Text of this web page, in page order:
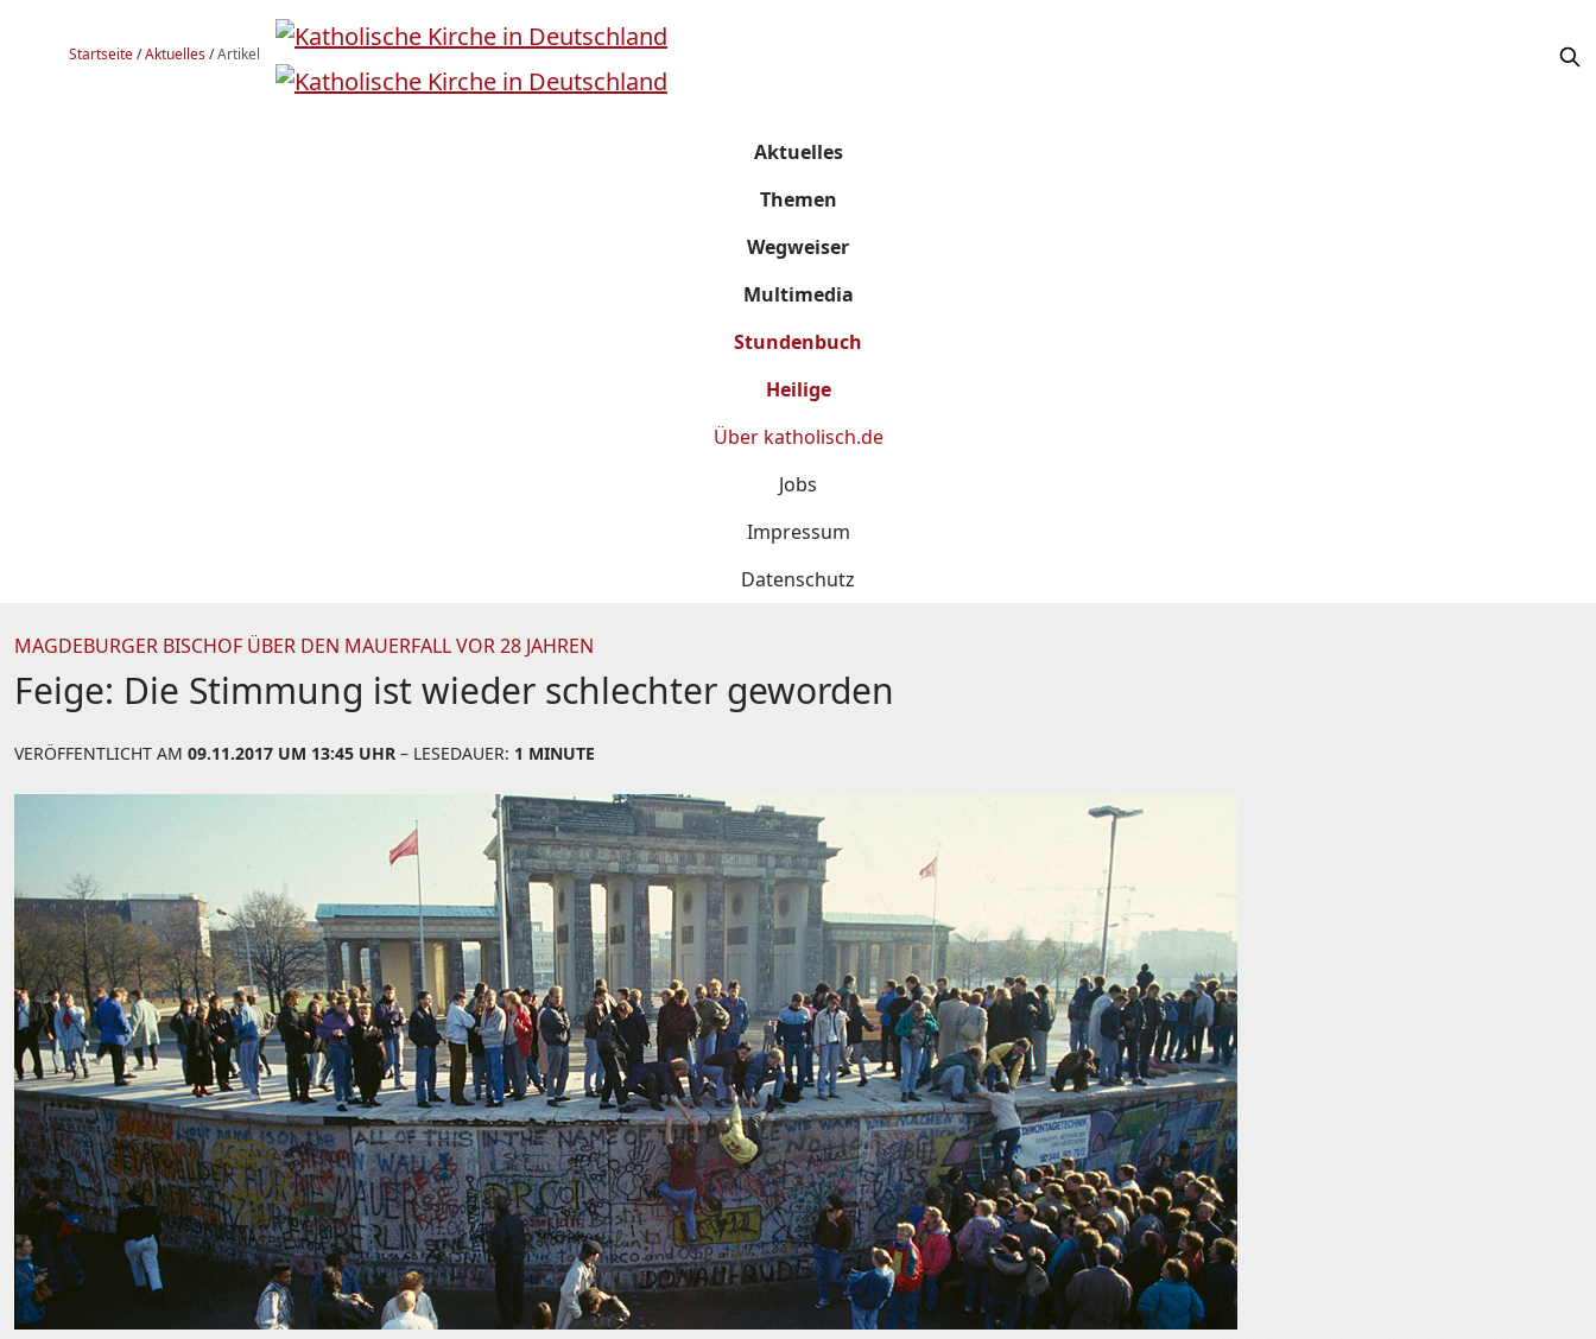
Startseite/Aktuelles/Artikel
Aktuelles
Themen
Wegweiser
Multimedia
Stundenbuch
Heilige
Über katholisch.de
Jobs
Impressum
Datenschutz
MAGDEBURGER BISCHOF ÜBER DEN MAUERFALL VOR 28 JAHREN
Feige: Die Stimmung ist wieder schlechter geworden
VERÖFFENTLICHT AM 09.11.2017 UM 13:45 UHR – LESEDAUER: 1 MINUTE